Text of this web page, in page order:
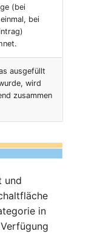
(bei
bei
ausgefüllt
wird
zusammen
und
in